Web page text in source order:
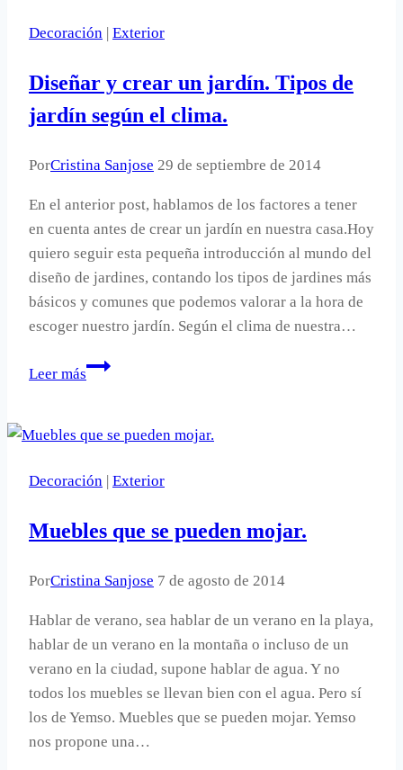
Decoración | Exterior
Diseñar y crear un jardín. Tipos de
jardín según el clima.
PorCristina Sanjose 29 de septiembre de 2014
En el anterior post, hablamos de los factores a tener
en cuenta antes de crear un jardín en nuestra casa.Hoy
quiero seguir esta pequeña introducción al mundo del
diseño de jardines, contando los tipos de jardines más
básicos y comunes que podemos valorar a la hora de
escoger nuestro jardín. Según el clima de nuestra…
Leer más
Diseñar
un
Tipos
jardín
el
Decoración | Exterior
Muebles que se pueden mojar.
PorCristina Sanjose 7 de agosto de 2014
Hablar de verano, sea hablar de un verano en la playa,
hablar de un verano en la montaña o incluso de un
verano en la ciudad, supone hablar de agua. Y no
todos los muebles se llevan bien con el agua. Pero sí
los de Yemso. Muebles que se pueden mojar. Yemso
nos propone una…